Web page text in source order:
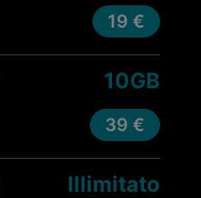
19 €
10GB
39 €
Illimitato